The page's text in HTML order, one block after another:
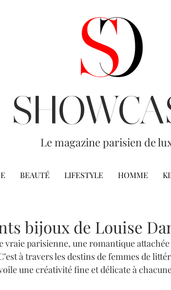
Le magazine parisien de
BEAUTÉ LIFESTYLE HOMME
bijoux de Louise
vraie parisienne, une romantique
à travers les destins de femmes de
une créativité fine et délicate à